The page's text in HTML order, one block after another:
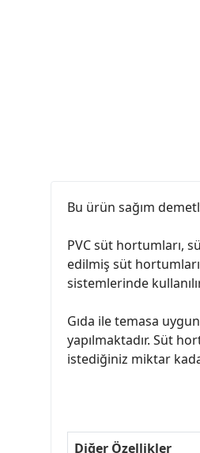
Bu ürün sağım
PVC süt hortumları,
edilmiş süt
sistemlerinde
Gıda ile temasa
yapılmaktadır. Süt
istediğiniz miktar
Diğer Özellikler